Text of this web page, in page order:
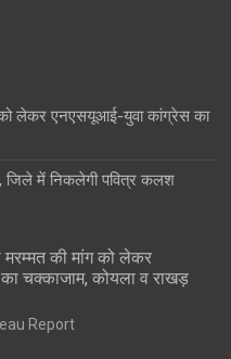
लेकर एनएसयूआई-युवा कांग्रेस का
जिले में निकलेगी पवित्र कलश
की मांग को लेकर
चक्काजाम, कोयला व राखड़
Report